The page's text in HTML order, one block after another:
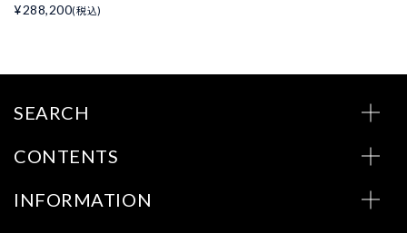
¥288,200(税込)
SEARCH
CONTENTS
INFORMATION